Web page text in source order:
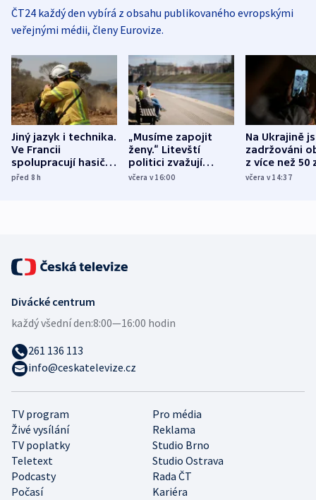
ČT24 každý den vybírá z obsahu publikovaného evropskými
veřejnými médii, členy Eurovize.
Jiný jazyk i technika.
Ve Francii
spolupracují hasiči z
různých zemí
před 8h
„Musíme zapojit
ženy.“ Litevští
politici zvažují
dohodu o
včera v 16:00
Na Ukrajině
zadržováni
z více než 50
Bojovali na
včera v 14:37
TV program
Pro média
Živé vysílání
Reklama
TV poplatky
Studio Brno
Teletext
Studio Ostrava
Podcasty
Rada ČT
Počasí
Kariéra
Divácké centrum
každý všední den:8:00—16:00 hodin
261 136 113
info@ceskatelevize.cz